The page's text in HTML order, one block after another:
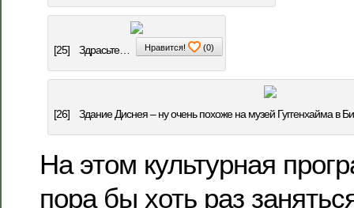
[25] Здрасьте… Нравится! (0)
[26] Здание Диснея – ну очень похоже на музей Гуггенхайма в
На этом культурная
пора бы хоть раз